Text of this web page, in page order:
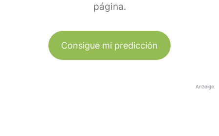
página.
Consigue mi predicción
Anzeige